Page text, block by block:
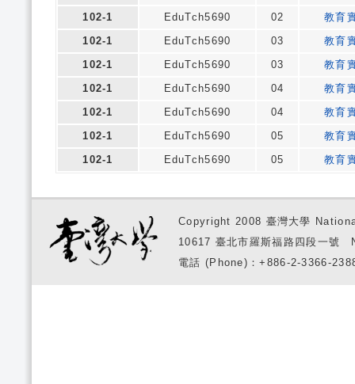
102-1
EduTch5690 02
教育
102-1
EduTch5690 03
教育
102-1
EduTch5690 03
教育
102-1
EduTch5690 04
教育
102-1
EduTch5690 04
教育
102-1
EduTch5690 05
教育
102-1
EduTch5690 05 教育
Copyright 2008 臺灣大學
10617 臺北市羅斯福路四段一
電話 (Phone)：+886-2-3366-